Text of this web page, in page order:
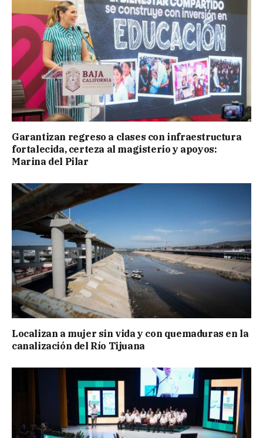
Garantizan regreso a clases con infraestructura
fortalecida, certeza al magisterio y apoyos:
Marina del Pilar
Localizan a mujer sin vida y con quemaduras en la
canalización del Río Tijuana